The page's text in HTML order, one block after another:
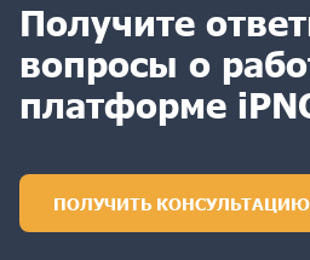
Получите
вопросы о
платформе
ПОЛУЧИТЬ КОНСУЛЬТАЦИЮ